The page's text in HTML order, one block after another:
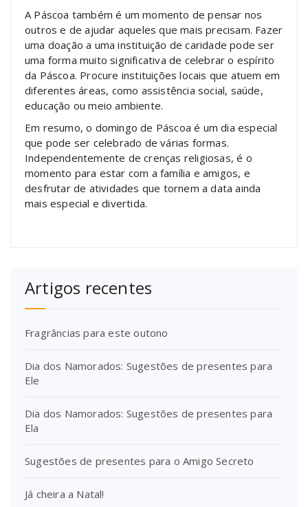
A Páscoa também é um momento de pensar nos
outros e de ajudar aqueles que mais precisam. Fazer
uma doação a uma instituição de caridade pode ser
uma forma muito significativa de celebrar o espírito
da Páscoa. Procure instituições locais que atuem em
diferentes áreas, como assistência social, saúde,
educação ou meio ambiente.
Em resumo, o domingo de Páscoa é um dia especial
que pode ser celebrado de várias formas.
Independentemente de crenças religiosas, é o
momento para estar com a família e amigos, e
desfrutar de atividades que tornem a data ainda
mais especial e divertida.
Artigos recentes
Fragrâncias para este outono
Dia dos Namorados: Sugestões de presentes para
Ele
Dia dos Namorados: Sugestões de presentes para
Ela
Sugestões de presentes para o Amigo Secreto
Já cheira a Natal!